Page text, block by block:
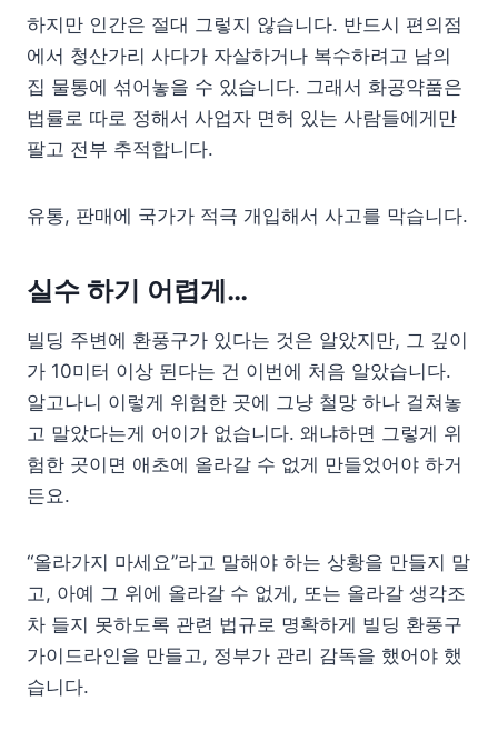
하지만 인간은 절대 그렇지 않습니다. 반드시 편의점
에서 청산가리 사다가 자살하거나 복수하려고 남의
집 물통에 섞어놓을 수 있습니다. 그래서 화공약품은
법률로 따로 정해서 사업자 면허 있는 사람들에게만
팔고 전부 추적합니다.
유통, 판매에 국가가 적극 개입해서 사고를 막습니다.
실수 하기 어렵게…
빌딩 주변에 환풍구가 있다는 것은 알았지만, 그 깊이
가 10미터 이상 된다는 건 이번에 처음 알았습니다.
알고나니 이렇게 위험한 곳에 그냥 철망 하나 걸쳐놓
고 말았다는게 어이가 없습니다. 왜냐하면 그렇게 위
험한 곳이면 애초에 올라갈 수 없게 만들었어야 하거
든요.
“올라가지 마세요”라고 말해야 하는 상황을 만들지 말
고, 아예 그 위에 올라갈 수 없게, 또는 올라갈 생각조
차 들지 못하도록 관련 법규로 명확하게 빌딩 환풍구
가이드라인을 만들고, 정부가 관리 감독을 했어야 했
습니다.